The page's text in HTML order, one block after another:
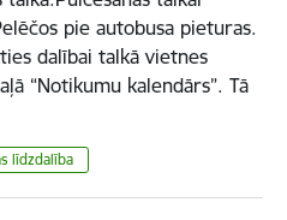
pie autobusa pieturas.
dalībai talkā vietnes
“Notikumu kalendārs”. Tā
līdzdalība